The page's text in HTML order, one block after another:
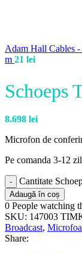
Adam Hall Cables -
m 21 lei
Schoeps
8.698 lei
Microfon de
Pe comanda 3-12
Cantitate
Adaugă în coș
0 People watching
SKU: 147003
Broadcast,
Share: